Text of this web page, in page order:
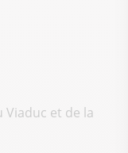
Viaduc et de la